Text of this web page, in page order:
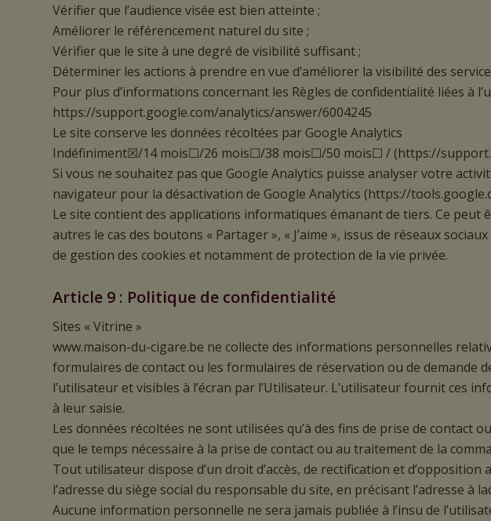
Vérifier que l’audience visée est bien atteinte ;
Améliorer le référencement naturel du site ;
Vérifier que le site à une degré de visibilité suffisant ;
Déterminer les actions à prendre en vue d’améliorer la visibilité des
Pour plus d’informations concernant les Règles de confidentialité liées à
https://support.google.com/analytics/answer/6004245
Le site conserve les données récoltées par Google Analytics
Indéfiniment☒/14 mois☐/26 mois☐/38 mois☐/50 mois☐ / (https://
Si vous ne souhaitez pas que Google Analytics puisse analyser votre
navigateur pour la désactivation de Google Analytics (https://
Le site contient des applications informatiques émanant de tiers. Ce peut
autres le cas des boutons « Partager », « J’aime », issus de réseaux
de gestion des cookies et notamment de protection de la vie privée.
Article 9 : Politique de confidentialité
Sites « Vitrine »
www.maison-du-cigare.be ne collecte des informations personnelles
formulaires de contact ou les formulaires de réservation ou de demande
l’utilisateur et visibles à l’écran par l’Utilisateur. L’utilisateur fournit ces
à leur saisie.
Les données récoltées ne sont utilisées qu’à des fins de prise de contact
que le temps nécessaire à la prise de contact ou au traitement de la
Tout utilisateur dispose d’un droit d’accès, de rectification et
l’adresse du siège social du responsable du site, en précisant l’adresse à
Aucune information personnelle ne sera jamais publiée à l’insu de